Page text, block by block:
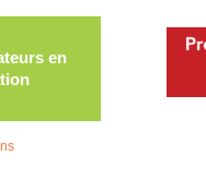
en